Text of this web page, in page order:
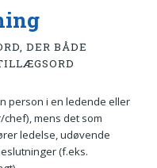
DER BÅDE
person i en ledende eller
mens det som
ledelse, udøvende
(f.eks.